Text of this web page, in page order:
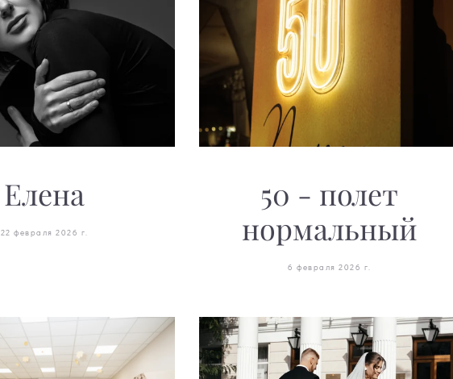
Елена
22 февраля 2026 г.
50 - полет
нормальный
6 февраля 2026 г.